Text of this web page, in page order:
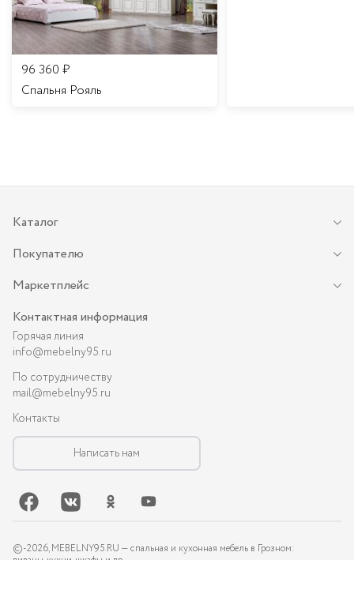
96 360 ₽
Спальня Рояль
Каталог
Покупателю
Маркетплейс
Контактная информация
Горячая линия
info@mebelny95.ru
По сотрудничеству
mail@mebelny95.ru
Контакты
Написать нам
©-2026, MEBELNY95.RU — спальная и кухонная мебель в Грозном:
диваны, кухни, шкафы и др.